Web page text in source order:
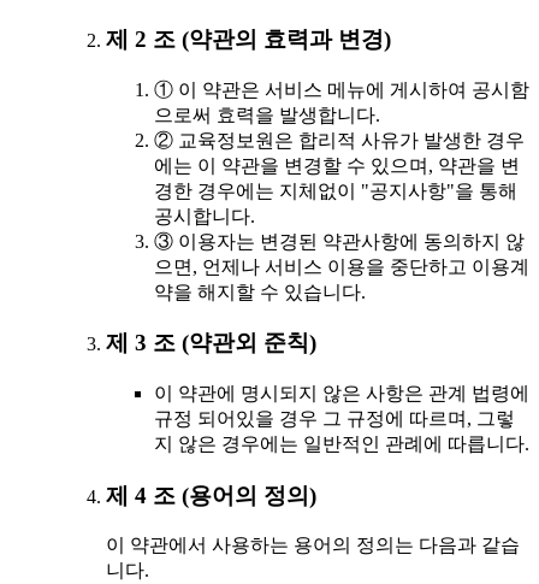
제 2 조 (약관의 효력과 변경)
① 이 약관은 서비스 메뉴에 게시하여 공시함
으로써 효력을 발생합니다.
② 교육정보원은 합리적 사유가 발생한 경우
에는 이 약관을 변경할 수 있으며, 약관을 변
경한 경우에는 지체없이 "공지사항"을 통해
공시합니다.
③ 이용자는 변경된 약관사항에 동의하지 않
으면, 언제나 서비스 이용을 중단하고 이용계
약을 해지할 수 있습니다.
제 3 조 (약관외 준칙)
이 약관에 명시되지 않은 사항은 관계 법령에
규정 되어있을 경우 그 규정에 따르며, 그렇
지 않은 경우에는 일반적인 관례에 따릅니다.
제 4 조 (용어의 정의)
이 약관에서 사용하는 용어의 정의는 다음과 같습
니다.